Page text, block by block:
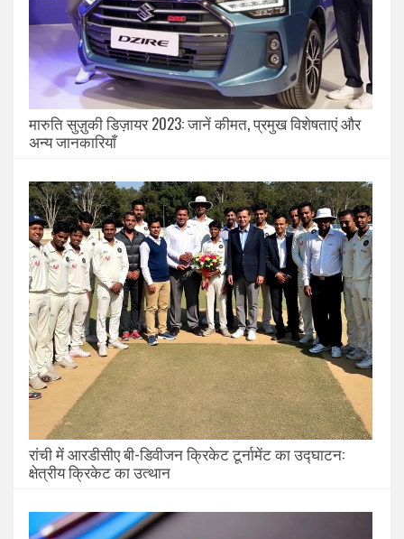
मारुति सुज़ुकी डिज़ायर 2023: जानें कीमत, प्रमुख विशेषताएं और
अन्य जानकारियाँ
रांची में आरडीसीए बी-डिवीजन क्रिकेट टूर्नामेंट का उद्घाटन:
क्षेत्रीय क्रिकेट का उत्थान